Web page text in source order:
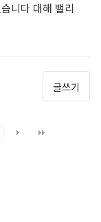
니다 대해 밸리
글쓰기